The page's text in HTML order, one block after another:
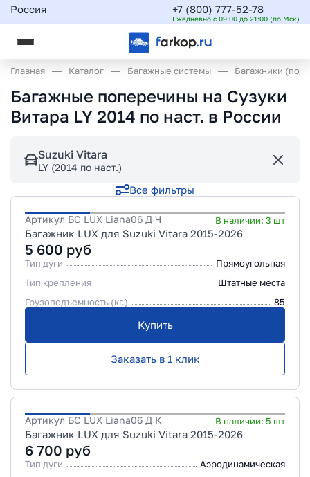
Россия +7 (800) 777-52-78
Ежедневно с 09:00 до 21:00 (по Мск)
Главная Каталог Багажные системы Багажники
Багажные поперечины на Сузуки
Витара LY 2014 по наст. в России
Suzuki Vitara
LY (2014 по наст.)
Все фильтры
Артикул БС LUX Liana06 Д Ч В наличии: 3 шт
Багажник LUX для Suzuki Vitara 2015-2026
5 600 руб
Тип дуги
Прямоугольная
Тип крепления
Штатные места
Грузоподъемность (кг.)
85
Купить
Заказать в 1 клик
Артикул БС LUX Liana06 Д К В наличии: 5 шт
Багажник LUX для Suzuki Vitara 2015-2026
6 700 руб
Тип дуги
Аэродинамическая